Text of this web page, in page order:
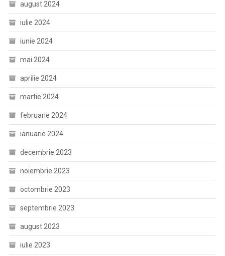
august 2024
iulie 2024
iunie 2024
mai 2024
aprilie 2024
martie 2024
februarie 2024
ianuarie 2024
decembrie 2023
noiembrie 2023
octombrie 2023
septembrie 2023
august 2023
iulie 2023